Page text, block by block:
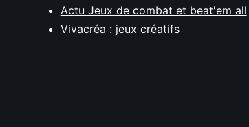
Actu Jeux de combat et beat'em all
Vivacréa : jeux créatifs